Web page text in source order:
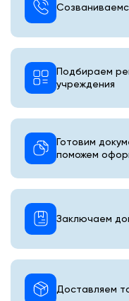
Подбираем
учреждения
Готовим
поможем
Доставляем
Заключаем